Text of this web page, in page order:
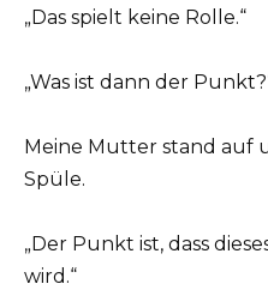
„Das spielt keine Rolle.“
„Was ist dann der
Meine Mutter stand auf
Spüle.
„Der Punkt ist, dass
wird.“